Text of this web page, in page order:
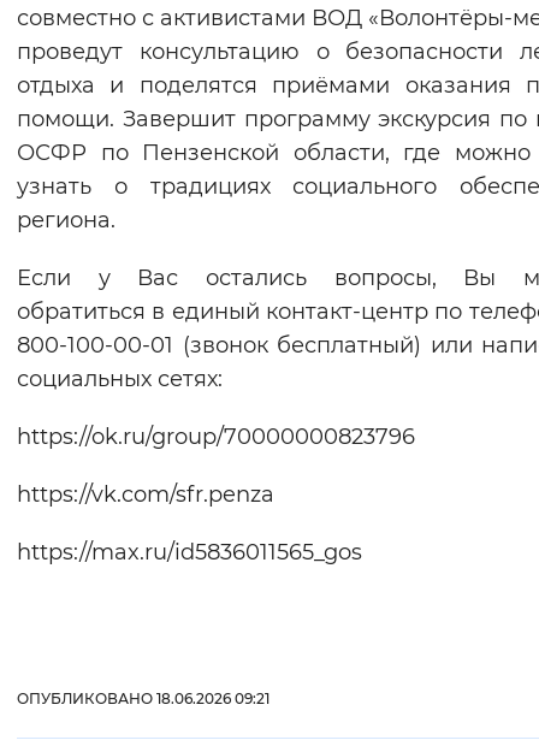
совместно с активистами ВОД
проведут консультацию о безопасности
отдыха и поделятся приёмами оказания
помощи. Завершит программу экскурсия по
ОСФР по Пензенской области, где можно
узнать о традициях социального
региона.
Если у Вас остались вопросы, Вы
обратиться в единый контакт-центр по
800-100-00-01 (звонок бесплатный) или
социальных сетях:
https://ok.ru/group/70000000823796
https://vk.com/sfr.penza
https://max.ru/id5836011565_gos
ОПУБЛИКОВАНО 18.06.2026 09:21